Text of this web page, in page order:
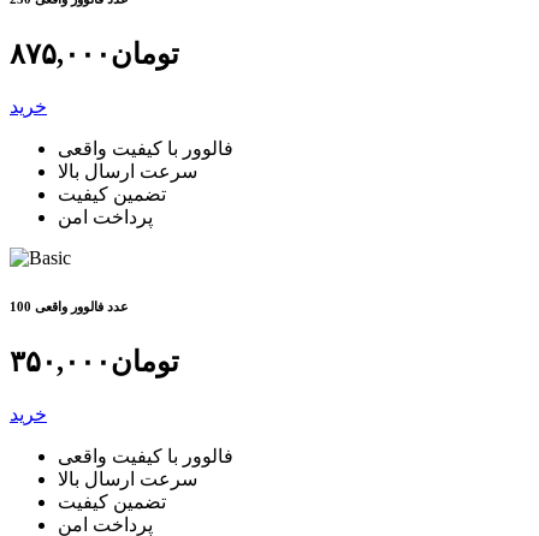
۸۷۵,۰۰۰تومان
خرید
فالوور با کیفیت واقعی
سرعت ارسال بالا
تضمین کیفیت
پرداخت امن
100 عدد فالوور واقعی
۳۵۰,۰۰۰تومان
خرید
فالوور با کیفیت واقعی
سرعت ارسال بالا
تضمین کیفیت
پرداخت امن